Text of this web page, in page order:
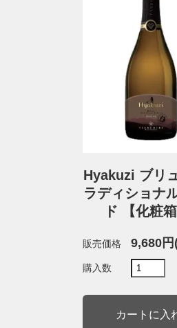
Hyakuzi ブリ
ラディショナ
ド 【化粧箱
販売価格 9,680円
購入数